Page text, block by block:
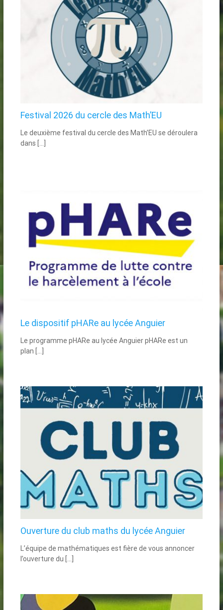
Festival 2026 du cercle des Math’EU
Le deuxième festival du cercle des Math’EU se déroulera
dans […]
Le dispositif pHARe au lycée Anguier
Le programme pHARe au lycée Anguier pHARe est un
plan […]
Ouverture du club maths du lycée Anguier
L’équipe de mathématiques est fière de vous annoncer
l’ouverture du […]